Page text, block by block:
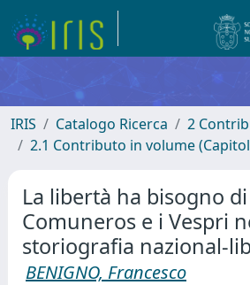
IRIS Catalogo Ricerca
2
2.1 Contributo in volume
La libertà ha bisogno
Comuneros e i Vespri
storiografia nazional-
BENIGNO, Francesco